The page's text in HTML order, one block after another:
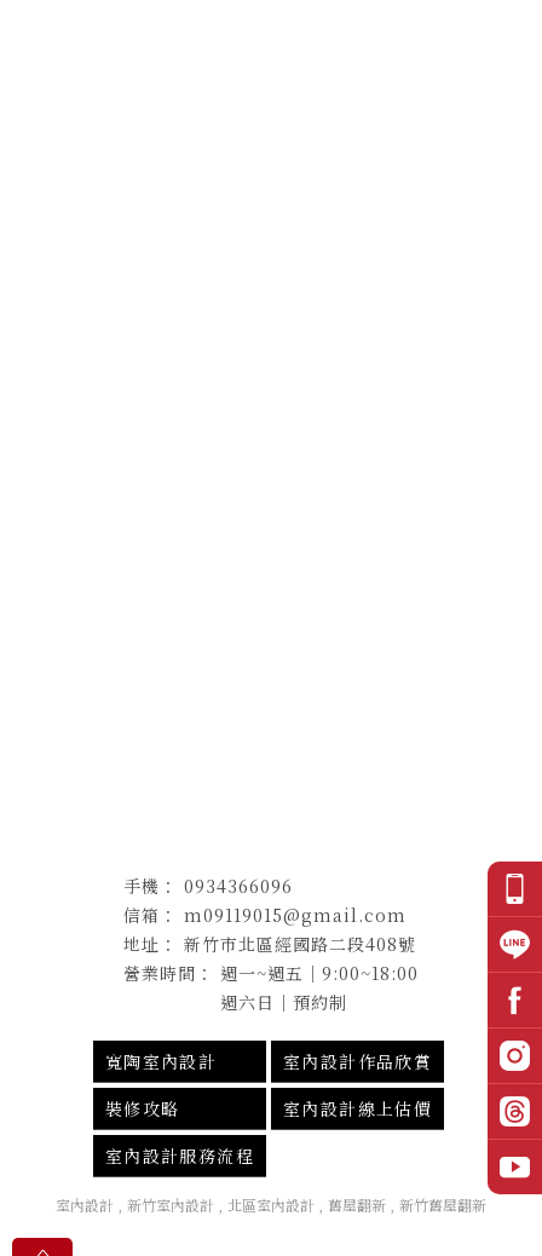
週一~週五｜9:00~18:00
週六日｜預約制
0934366096
m09119015@gmail.com
新竹市北區經國路二段408號
寬陶室內設計
室內設計作品欣賞
裝修攻略
室內設計線上估價
室內設計服務流程
室內設計 新竹室內設計 北區室內設計 舊屋翻新 新竹舊屋翻新